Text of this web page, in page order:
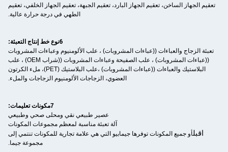
تعقيم الجهاز الساخن، تعقيم الجهاز البارد، تعقيم الجبهة، تعقيم الجهاز الخلفي، تعقيم
الطهي في درجة حرارة عالية.
6نوع خط إنتاج التعبئة
:
تعبئة الزجاج والعباءات ((عباءات المشروبات) ، علب الألومنيوم وعباءات المشروبات
((عباءات المشروبات) ، علب الصفيحة وعباءات المشروبات ((شراب OEM) ، علب
البلاستيك والعباءات ((عباءات المشروبات) ،علب البلاستيك (PET)، ملء الكرتون
العضوي، الزجاجات الألومنيوم الزجاجات والملء.
7مكونات تعليمات:
عصير طبيعي نقي ومحلى صحي وطبيعي
آلة تعبئة مناسبة لمعظم مجموعات المكونات
اقبلأو جميع المكونات توفرها جيمابيو التي هي علامة تجارية للمكونات تنتمي إلى
مجموعة جيما.